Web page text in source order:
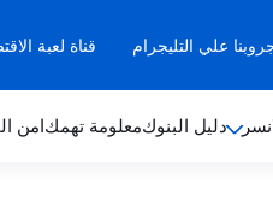
علي التليجرام قناة لعبة
دليل البنوكمعلومة تهمكامن